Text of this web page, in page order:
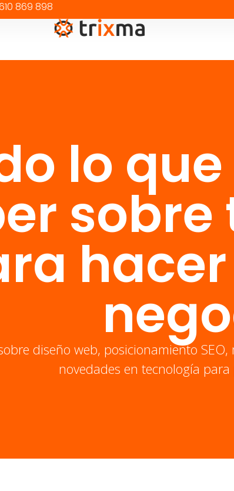
869 898
lo
diseño web, posicionamiento
novedades en tecnología